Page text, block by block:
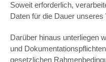
Soweit erforderlich,
Daten für die Dauer
Darüber hinaus unterliegen
und
gesetzlichen